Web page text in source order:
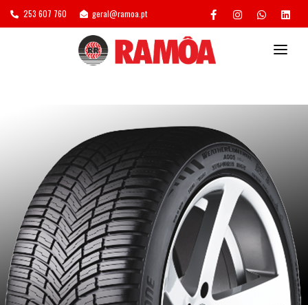
253 607 760 geral@ramoa.pt
GESTÃO DE FROTAS
RECAUCHUTAGEM
AGENDAMENTO/ORÇAMENTO